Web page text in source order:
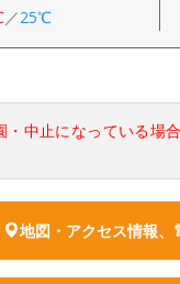
／25℃
中止になっている場
地図・アクセス情報、